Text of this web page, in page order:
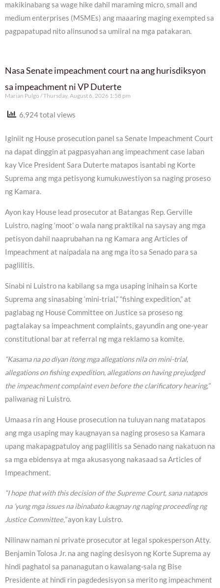
makikinabang sa wage hike dahil maraming micro, small and
medium enterprises (MSMEs) ang maaaring maging exempted sa
pagpapatupad nito alinsunod sa umiiral na mga patakaran.
Nasa Senate impeachment court na ang hurisdiksyon
sa impeachment ni VP Duterte
Marian Pulgo Thursday, August 6, 2026 1:58 pm
6,924 total views
Iginiit ng House prosecution panel sa Senate Impeachment Court
na dapat dinggin at pagpasyahan ang impeachment case laban
kay Vice President Sara Duterte matapos isantabi ng Korte
Suprema ang mga petisyong kumukuwestiyon sa naging proseso
ng Kamara.
Ayon kay House lead prosecutor at Batangas Rep. Gerville
Luistro, naging ‘moot’ o wala nang praktikal na saysay ang mga
petisyon dahil naaprubahan na ng Kamara ang Articles of
Impeachment at naipadala na ang mga ito sa Senado para sa
paglilitis.
Sinabi ni Luistro na kabilang sa mga usaping inihain sa Korte
Suprema ang sinasabing ‘mini-trial,” “fishing expedition,” at
paglabag ng House Committee on Justice sa proseso ng
pagtalakay sa impeachment complaints, gayundin ang one-year
constitutional bar at referral ng mga reklamo sa komite.
“Kasama na po diyan itong mga allegations nila on mini-trial,
allegations on fishing expedition, allegations on having prejudged
the impeachment complaint even before the clarificatory hearing,”
paliwanag ni Luistro.
Umaasa rin ang House prosecution na tuluyan nang matatapos
ang mga usaping may kaugnayan sa naging proseso sa Kamara
upang makapagpatuloy ang paglilitis sa Senado nang nakatuon na
sa mga ebidensya at mga akusasyong nakasaad sa Articles of
Impeachment.
“I hope that with this decision of the Supreme Court, sana natapos
na ’yung mga issues na ibinabato kaugnay ng naging proceeding ng
Justice Committee,”ayon kay Luistro.
Nilinaw naman ni private prosecutor at legal spokesperson Atty.
Benjamin Tolosa Jr. na ang naging desisyon ng Korte Suprema ay
hindi paghatol sa pananagutan o kawalang-sala ng Bise
Presidente at hindi rin pagdedesisyon sa merito ng impeachment